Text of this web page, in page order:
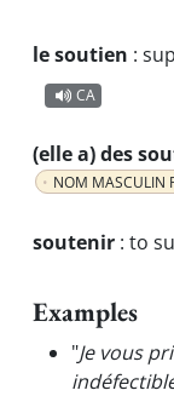
le soutien :
CA
(elle a) des
NOM MASCULIN
soutenir : to
Examples
"Je vous